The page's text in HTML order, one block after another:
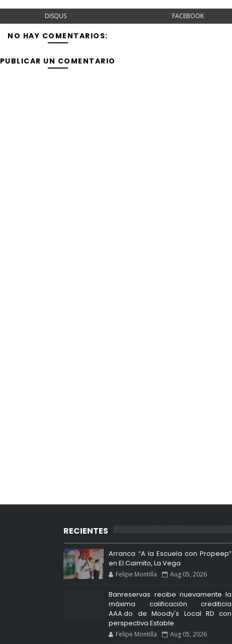
DISQUS FACEBOOK
NO HAY COMENTARIOS:
PUBLICAR UN COMENTARIO
RECIENTES
Arranca “A la Escuela con Propeep”
en El Caimito, La Vega
Felipe Montilla Aug 05, 2026
Banreservas recibe nuevamente la
máxima calificación crediticia
AAA.do de Moody's Local RD con
perspectiva Estable
Felipe Montilla Aug 05, 2026